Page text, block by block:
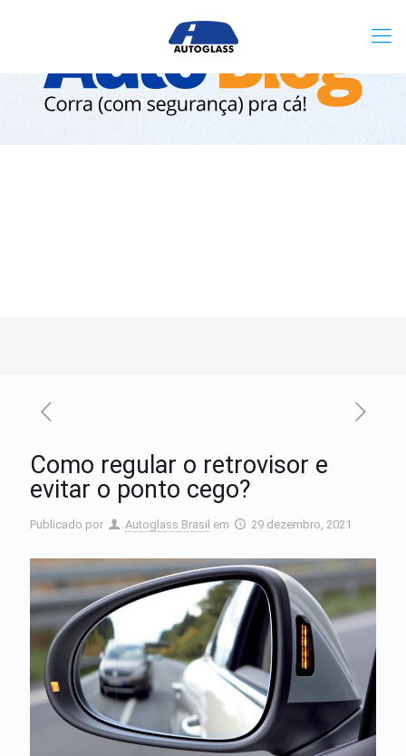
Como regular o retrovisor e
evitar o ponto cego?
Publicado por Autoglass Brasil em 29 dezembro, 2021